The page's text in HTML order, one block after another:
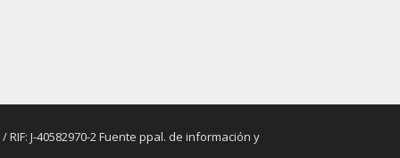
J-40582970-2 Fuente ppal. de información y